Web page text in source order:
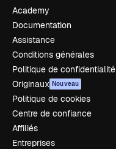
Academy
Documentation
Assistance
Conditions générales
Politique de confidentialité
Originaux Nouveau
Politique de cookies
Centre de confiance
Affiliés
Entreprises